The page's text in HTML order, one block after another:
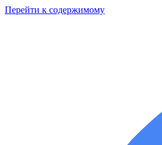
Перейти к содержимому